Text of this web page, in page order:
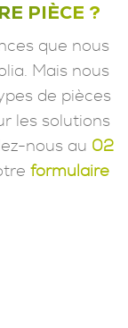
PIÈCE ?
que nous
Mais nous
de pièces
les solutions
nous au 02
formulaire